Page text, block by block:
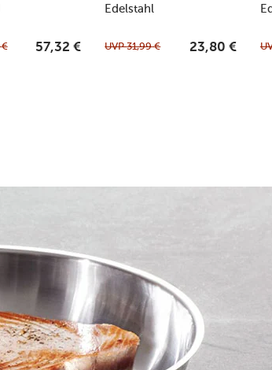
€ 57,32 €
Edelstahl
UVP31,99 € 23,80 €